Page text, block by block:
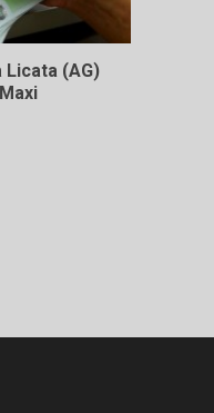
Licata (AG)